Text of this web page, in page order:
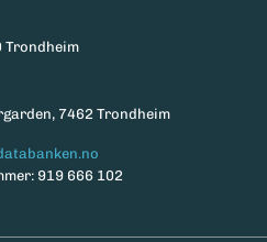
Trondheim
7462 Trondheim
919 666 102